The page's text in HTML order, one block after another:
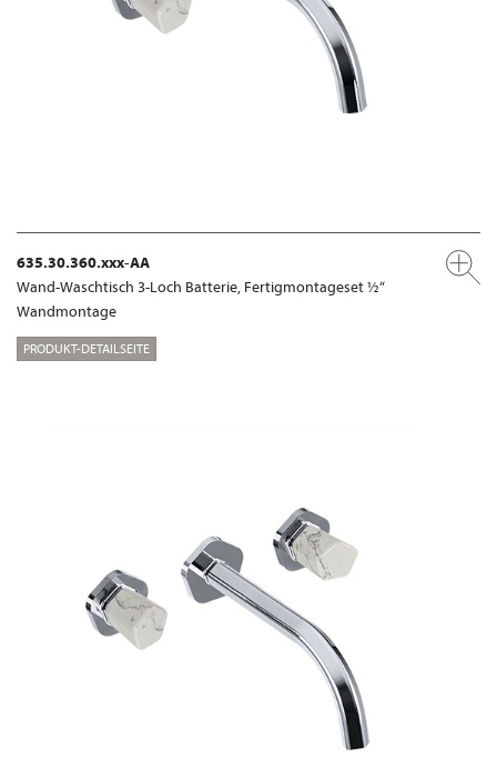
635.30.360.xxx-AA
Wand-Waschtisch 3-Loch Batterie, Fertigmontageset ½“
Wandmontage
PRODUKT-DETAILSEITE